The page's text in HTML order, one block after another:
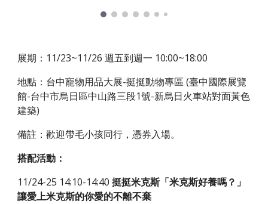
展期：11/23~11/26 週五到週一 10:00~18:00
地點：台中寵物用品大展-挺挺動物專區 (臺中國際展覽
館-台中市烏日區中山路三段1號-新烏日火車站對面黃色
建築)
備註：歡迎帶毛小孩同行，憑券入場。
搭配活動：
11/24-25 14:10-14:40挺挺米克斯「米克斯好養嗎？」
讓愛上米克斯的你愛的不離不棄